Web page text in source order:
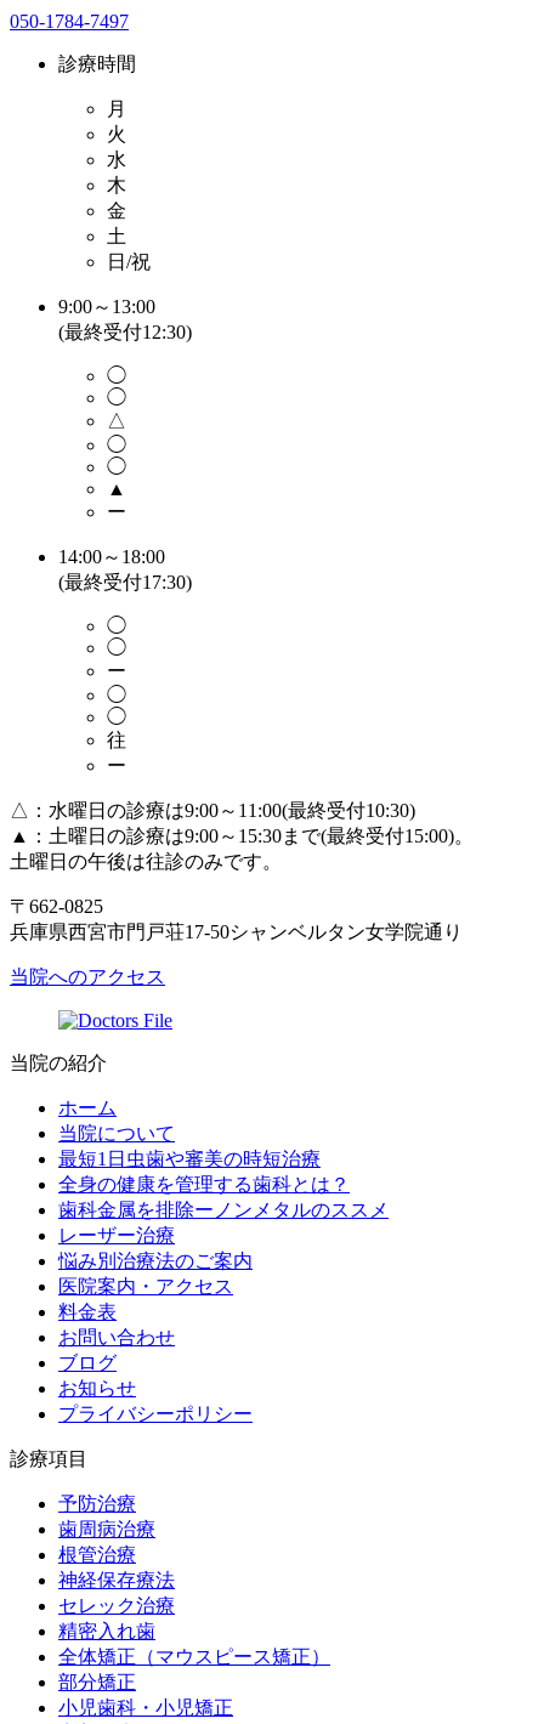
050-1784-7497
診療時間
月
火
水
木
金
土
日/祝
9:00～13:00
(最終受付12:30)
◯
◯
△
◯
◯
▲
ー
14:00～18:00
(最終受付17:30)
◯
◯
ー
◯
◯
往
ー
△：水曜日の診療は9:00～11:00(最終受付10:30)
▲：土曜日の診療は9:00～15:30まで(最終受付15:00)。
土曜日の午後は往診のみです。
〒662-0825
兵庫県西宮市門戸荘17-50シャンベルタン女学院通り
当院へのアクセス
当院の紹介
ホーム
当院について
最短1日虫歯や審美の時短治療
全身の健康を管理する歯科とは？
歯科金属を排除ーノンメタルのススメ
レーザー治療
悩み別治療法のご案内
医院案内・アクセス
料金表
お問い合わせ
ブログ
お知らせ
プライバシーポリシー
診療項目
予防治療
歯周病治療
根管治療
神経保存療法
セレック治療
精密入れ歯
全体矯正（マウスピース矯正）
部分矯正
小児歯科・小児矯正